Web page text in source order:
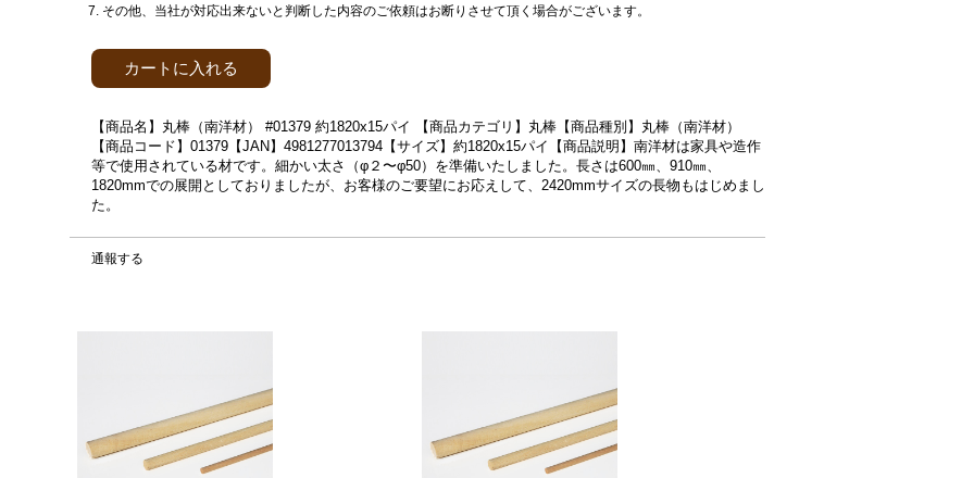
その他、当社が対応出来ないと判断した内容のご依頼はお断りさせて頂く場合がございます。
カートに入れる
【商品名】丸棒（南洋材） #01379 約1820x15パイ 【商品カテゴリ】丸棒【商品種別】丸棒（南洋材）
【商品コード】01379【JAN】4981277013794【サイズ】約1820x15パイ【商品説明】南洋材は家具や造作
等で使用されている材です。細かい太さ（φ２〜φ50）を準備いたしました。長さは600㎜、910㎜、
1820mmでの展開としておりましたが、お客様のご要望にお応えして、2420mmサイズの長物もはじめまし
た。
通報する